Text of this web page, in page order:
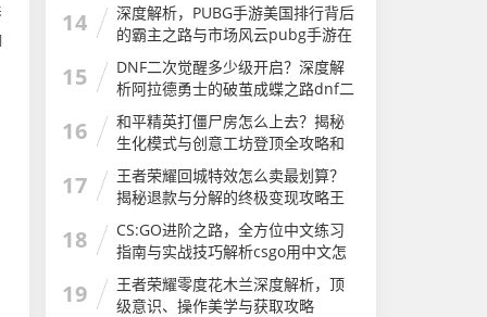
14
深度解析，PUBG手游美国排行背后
的霸主之路与市场风云pubg手游在
国外火吗
15
DNF二次觉醒多少级开启？深度解
析阿拉德勇士的破茧成蝶之路dnf二
次觉醒几级
16
和平精英打僵尸房怎么上去？揭秘
生化模式与创意工坊登顶全攻略和
平精英打僵尸房怎么上去的
17
王者荣耀回城特效怎么卖最划算？
揭秘退款与分解的终极变现攻略王
者荣耀怎么卖回城特效皮肤
18
CS:GO进阶之路，全方位中文练习
指南与实战技巧解析csgo用中文怎
么说
19
王者荣耀零度花木兰深度解析，顶
级意识、操作美学与获取攻略